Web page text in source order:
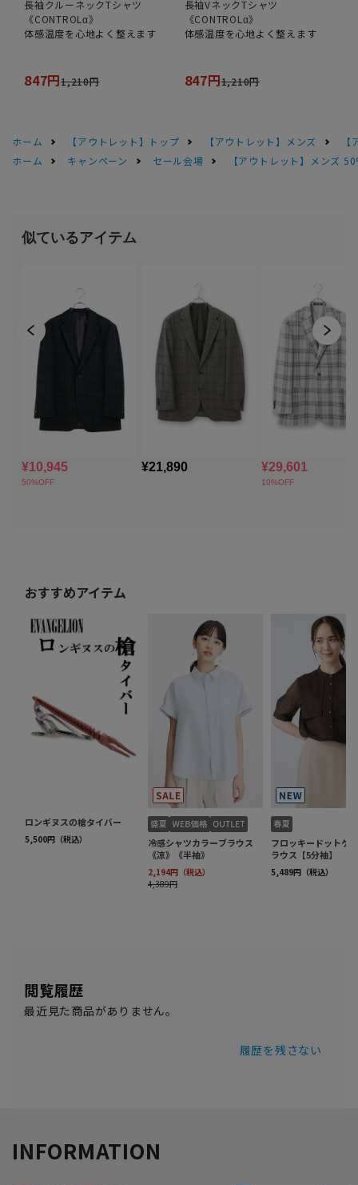
長袖クルーネックTシャツ
《CONTROLα》
体感温度を心地よく整えます
847円1,210円
長袖VネックTシャツ
《CONTROLα》
体感温度を心地よく整えます
847円1,210円
ホーム 【アウトレット】トップ 【アウトレット】メンズ
ホーム
キャンペーン セール会場 【アウトレット】メンズ
閲覧履歴
最近見た商品がありません。
履歴を残さない
INFORMATION